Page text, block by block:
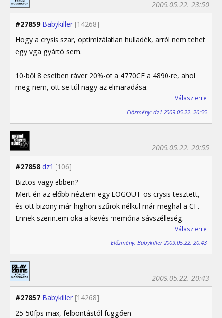
#27859 Babykiller [14268]
2009.05.22. 23:50
Hogy a crysis szar, optimizálatlan hulladék, arról nem tehet
egy vga gyártó sem.
10-ből 8 esetben ráver 20%-ot a 4770CF a 4890-re, ahol
meg nem, ott se túl nagy az elmaradása.
Válasz erre
Előzmény: dz1 2009.05.22. 20:55
#27858 dz1 [106]
2009.05.22. 20:55
Biztos vagy ebben?
Mert én az előbb néztem egy LOGOUT-os crysis tesztett,
és ott bizony már highon szűrok nélkül már meghal a CF.
Ennek szerintem oka a kevés memória sávszélleség.
Válasz erre
Előzmény: Babykiller 2009.05.22. 20:43
#27857 Babykiller [14268]
2009.05.22. 20:43
25-50fps max, felbontástól függően